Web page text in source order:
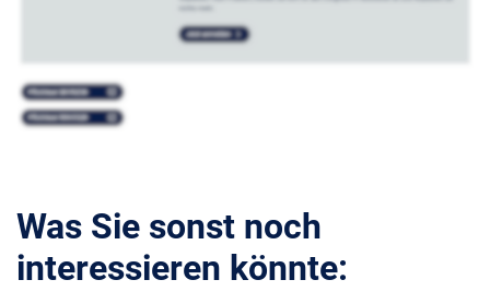
Was Sie sonst noch
interessieren könnte: